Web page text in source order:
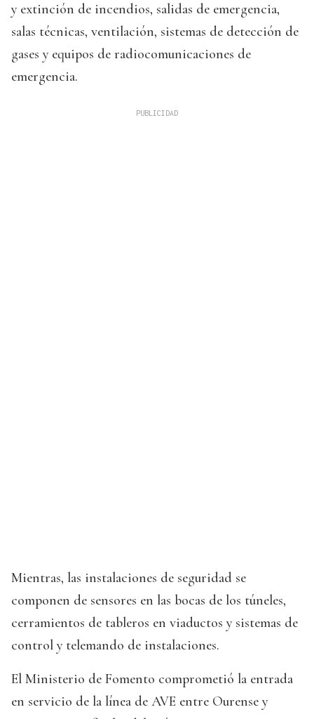
y extinción de incendios, salidas de emergencia,
salas técnicas, ventilación, sistemas de detección de
gases y equipos de radiocomunicaciones de
emergencia.
Mientras, las instalaciones de seguridad se
componen de sensores en las bocas de los túneles,
cerramientos de tableros en viaductos y sistemas de
control y telemando de instalaciones.
El Ministerio de Fomento comprometió la entrada
en servicio de la línea de AVE entre Ourense y